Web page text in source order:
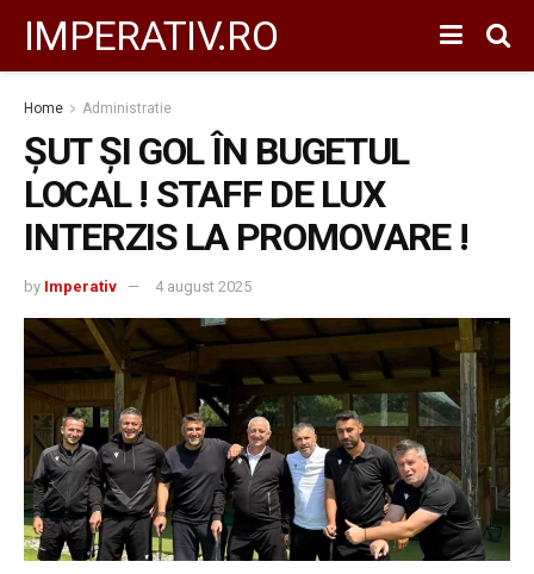
IMPERATIV.RO
Home Administratie
ȘUT ȘI GOL ÎN BUGETUL
LOCAL ! STAFF DE LUX
INTERZIS LA PROMOVARE !
by Imperativ 4 august 2025